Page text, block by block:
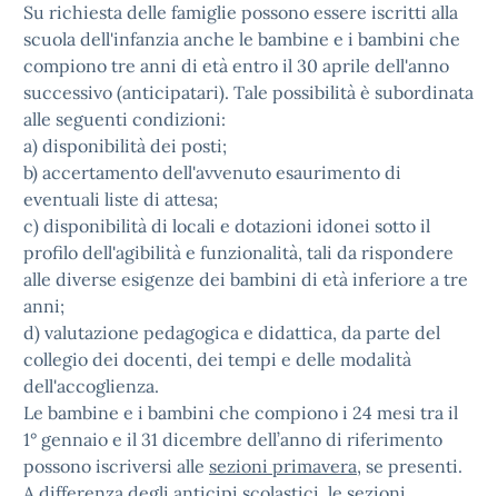
Su richiesta delle famiglie possono essere iscritti alla
scuola dell'infanzia anche le bambine e i bambini che
compiono tre anni di età entro il 30 aprile dell'anno
successivo (anticipatari). Tale possibilità è subordinata
alle seguenti condizioni:
a) disponibilità dei posti;
b) accertamento dell'avvenuto esaurimento di
eventuali liste di attesa;
c) disponibilità di locali e dotazioni idonei sotto il
profilo dell'agibilità e funzionalità, tali da rispondere
alle diverse esigenze dei bambini di età inferiore a tre
anni;
d) valutazione pedagogica e didattica, da parte del
collegio dei docenti, dei tempi e delle modalità
dell'accoglienza.
Le bambine e i bambini che compiono i 24 mesi tra il
1° gennaio e il 31 dicembre dell’anno di riferimento
possono iscriversi alle sezioni primavera, se presenti.